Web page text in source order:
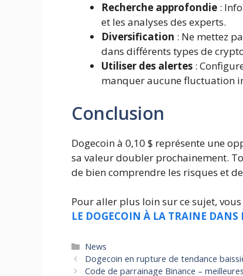
Recherche approfondie :
et les analyses des experts.
Diversification : Ne mettez
dans différents types de
Utiliser des alertes :
manquer aucune fluctuation
Conclusion
Dogecoin à 0,10 $ représente une
sa valeur doubler prochainement.
de bien comprendre les risques et
Pour aller plus loin sur ce sujet,
LE DOGECOIN À LA TRAINE DANS
Catégories
News
Dogecoin en rupture de tendance
Code de parrainage Binance –